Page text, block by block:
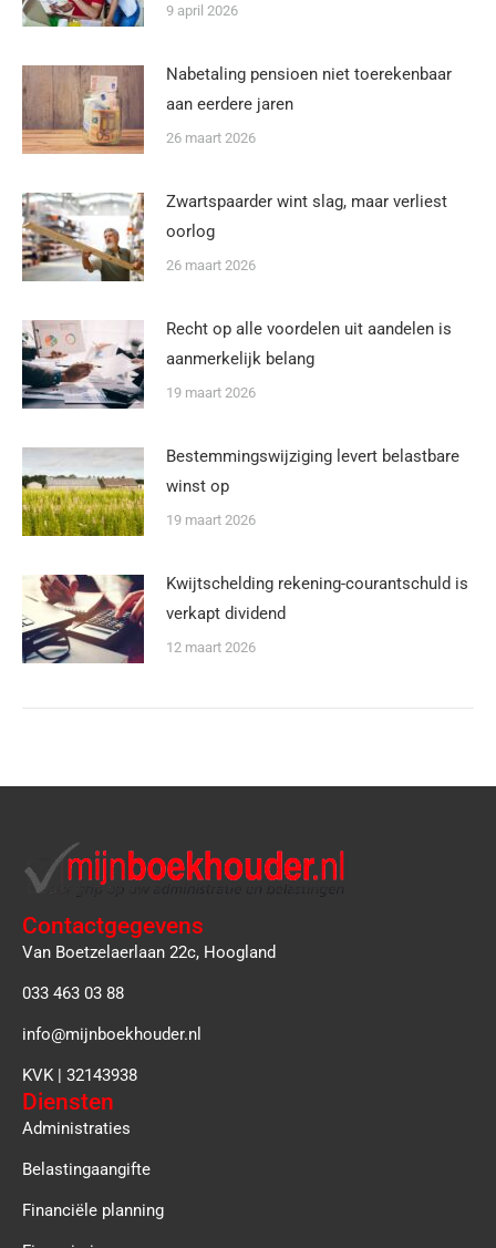
9 april 2026
Nabetaling pensioen niet toerekenbaar
aan eerdere jaren
26 maart 2026
Zwartspaarder wint slag, maar verliest
oorlog
26 maart 2026
Recht op alle voordelen uit aandelen is
aanmerkelijk belang
19 maart 2026
Bestemmingswijziging levert belastbare
winst op
19 maart 2026
Kwijtschelding rekening-courantschuld is
verkapt dividend
12 maart 2026
Contactgegevens
Van Boetzelaerlaan 22c, Hoogland
033 463 03 88
info@mijnboekhouder.nl
KVK | 32143938
Diensten
Administraties
Belastingaangifte
Financiële planning